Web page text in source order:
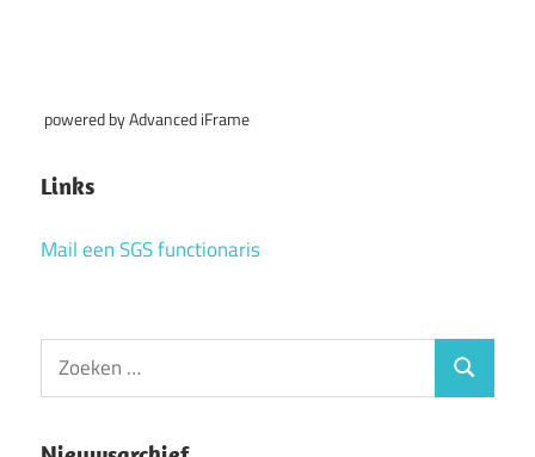
powered by Advanced iFrame
Links
Mail een SGS functionaris
Zoeken
naar:
Zoeken